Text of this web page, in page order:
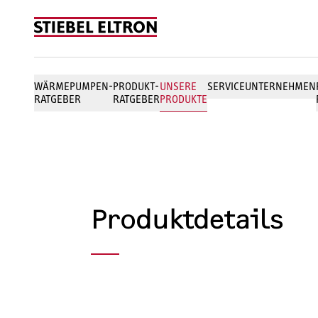
WÄRMEPUMPEN-
RATGEBER
PRODUKT-
RATGEBER
UNSERE
PRODUKTE
SERVICEUNTERNEHMEN
Produktdetails